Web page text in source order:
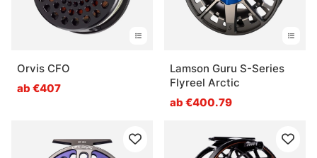
Orvis CFO
ab €407
Lamson Guru S-Series
Flyreel Arctic
ab €400.79